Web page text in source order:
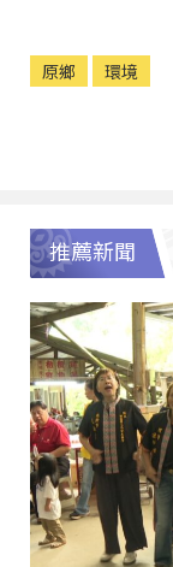
原鄉 環境
推薦新聞